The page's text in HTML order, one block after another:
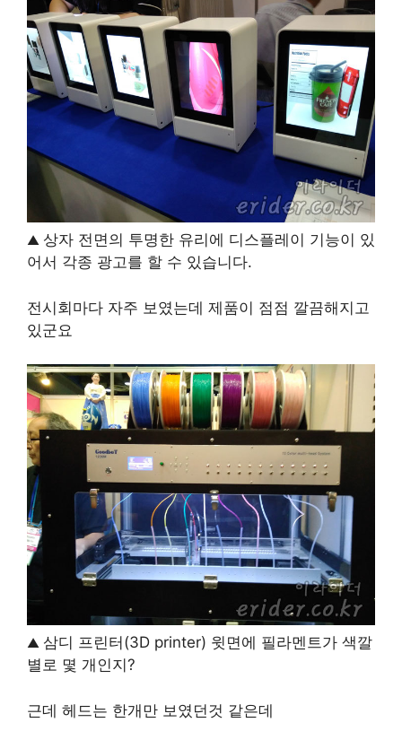
▲ 상자 전면의 투명한 유리에 디스플레이 기능이 있
어서 각종 광고를 할 수 있습니다.
전시회마다 자주 보였는데 제품이 점점 깔끔해지고
있군요
▲ 삼디 프린터(3D printer) 윗면에 필라멘트가 색깔
별로 몇 개인지?
근데 헤드는 한개만 보였던것 같은데